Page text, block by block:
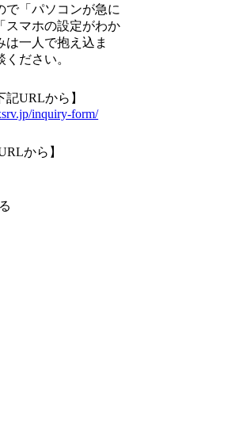
で「パソコンが急に
スマホの設定がわか
は一人で抱え込ま
ださい。
記URLから】
inquiry-form/
から】